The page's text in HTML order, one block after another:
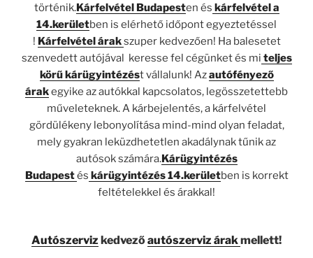
történik.Kárfelvétel Budapesten és kárfelvétel a
14.kerületben is elérhető időpont egyeztetéssel
! Kárfelvétel árakszuper kedvezően! Ha balesetet
szenvedett autójával keresse fel cégünket és mi teljes
körű kárügyintézést vállalunk! Azautófényező
árakegyike az autókkal kapcsolatos, legösszetettebb
műveleteknek. A kárbejelentés, a kárfelvétel
gördülékeny lebonyolítása mind-mind olyan feladat,
mely gyakran leküzdhetetlen akadálynak tűnik az
autósok számára.Kárügyintézés
Budapestés kárügyintézés 14.kerületben is korrekt
feltételekkel és árakkal!
Autószerviz kedvezőautószerviz árakmellett!